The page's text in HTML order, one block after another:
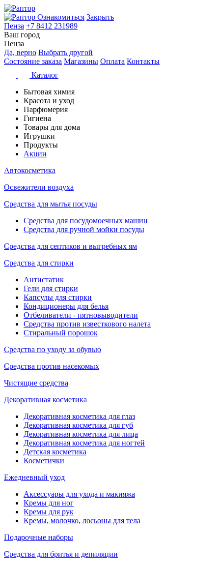
Ознакомиться Закрыть
Пенза +7 8412 231989
Ваш город
Пенза
Да, верно Выбрать другой
Состояние заказа Магазины Оплата Контакты
Каталог
Бытовая химия
Красота и уход
Парфюмерия
Гигиена
Товары для дома
Игрушки
Продукты
Акции
Автокосметика
Освежители воздуха
Средства для мытья посуды
Средства для посудомоечных машин
Средства для ручной мойки посуды
Средства для септиков и выгребных ям
Средства для стирки
Антистатик
Гели для стирки
Капсулы для стирки
Кондиционеры для белья
Отбеливатели - пятновыводители
Средства против известкового налета
Стиральный порошок
Средства по уходу за обувью
Средства против насекомых
Чистящие средства
Декоративная косметика
Декоративная косметика для глаз
Декоративная косметика для губ
Декоративная косметика для лица
Декоративная косметика для ногтей
Детская косметика
Косметички
Ежедневный уход
Аксессуары для ухода и макияжа
Кремы для ног
Кремы для рук
Кремы, молочко, лосьоны для тела
Подарочные наборы
Средства для бритья и депиляции